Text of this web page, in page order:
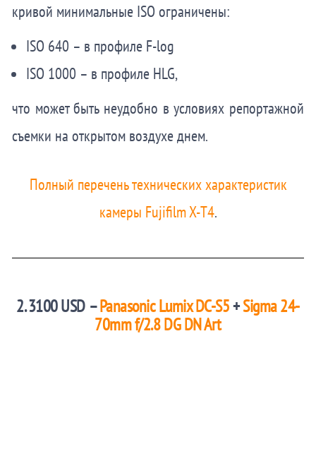
кривой минимальные ISO ограничены:
ISO 640 – в профиле F-log
ISO 1000 – в профиле HLG,
что может быть неудобно в условиях репортажной
съемки на открытом воздухе днем.
Полный перечень технических характеристик
камеры Fujifilm X-T4.
2. 3100 USD –Panasonic Lumix DC-S5+Sigma 24-
70mm f/2.8 DG DN Art